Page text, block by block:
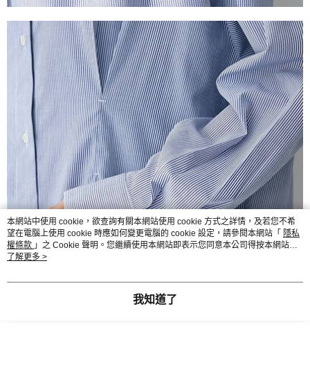
本網站中使用 cookie，欲查詢有關本網站使用 cookie 方式之詳情，及若您不希
望在電腦上使用 cookie 時應如何變更電腦的 cookie 設定，請參閱本網站「 隱私
權條款 」之 Cookie 聲明。您繼續使用本網站即表示您同意本公司得按本網站使
用條款之 Cookie 聲明使用 cookie。
了解更多 >
我知道了